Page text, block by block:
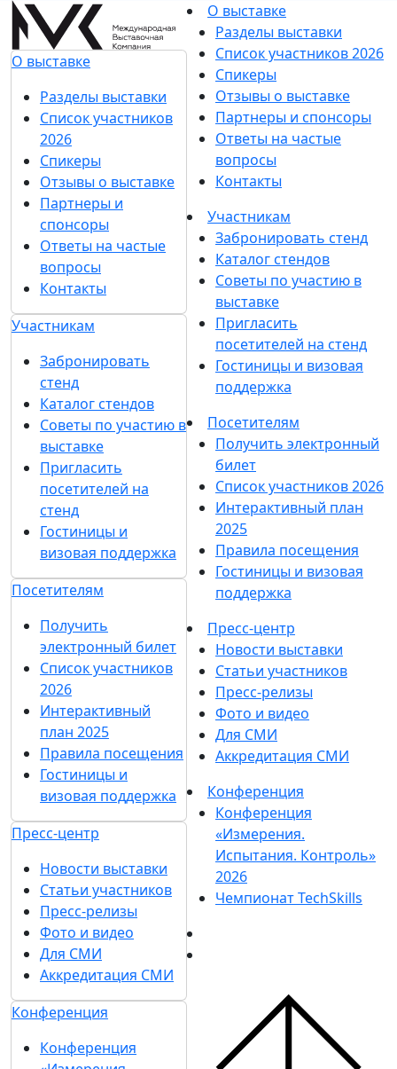
О выставке
Разделы выставки
Список участников
2026
Спикеры
Отзывы о выставке
Партнеры и
спонсоры
Ответы на частые
вопросы
Контакты
Участникам
Забронировать
стенд
Каталог стендов
Советы по участию в
выставке
Пригласить
посетителей на
стенд
Гостиницы и
визовая поддержка
Посетителям
Получить
электронный билет
Список участников
2026
Интерактивный
план 2025
Правила посещения
Гостиницы и
визовая поддержка
Пресс-центр
Новости выставки
Статьи участников
Пресс-релизы
Фото и видео
Для СМИ
Аккредитация СМИ
Конференция
Конференция
О выставке
Разделы выставки
Список участников 2026
Спикеры
Отзывы о выставке
Партнеры и спонсоры
Ответы на частые
вопросы
Контакты
Участникам
Забронировать стенд
Каталог стендов
Советы по участию в
выставке
Пригласить
посетителей на стенд
Гостиницы и визовая
поддержка
Посетителям
Получить электронный
билет
Список участников 2026
Интерактивный план
2025
Правила посещения
Гостиницы и визовая
поддержка
Пресс-центр
Новости выставки
Статьи участников
Пресс-релизы
Фото и видео
Для СМИ
Аккредитация СМИ
Конференция
Конференция
«Измерения.
Испытания. Контроль»
2026
Чемпионат TechSkills